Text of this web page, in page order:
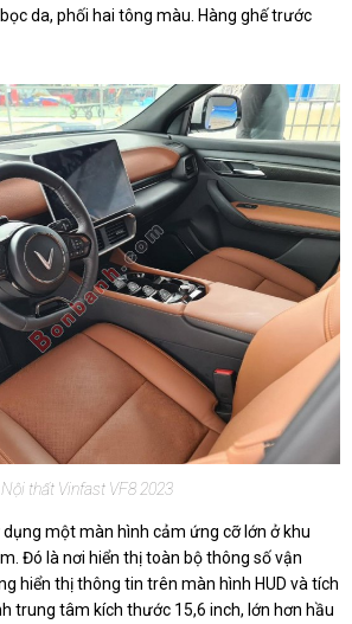
da, phối hai tông màu. Hàng ghế trước
Nội thất Vinfast VF8 2023
một màn hình cảm ứng cỡ lớn ở khu
Đó là nơi hiển thị toàn bộ thông số vận
hiển thị thông tin trên màn hình HUD và tích
trung tâm kích thước 15,6 inch, lớn hơn hầu